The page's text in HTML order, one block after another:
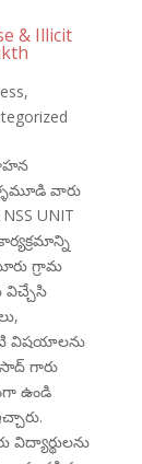
& Illicit
,
వారు
UNIT
గ్రామ
విచ్చేసి
విషయాలను
గారు
ఉండి
విద్యార్థులను